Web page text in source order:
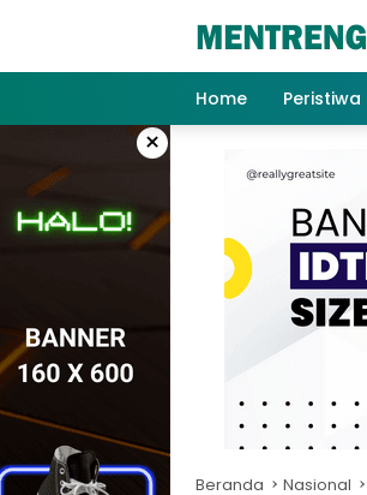
Home
Peristiwa
×
Beranda Nasional